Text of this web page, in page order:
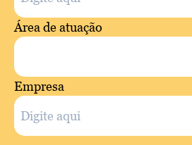
Área de atuação
Empresa